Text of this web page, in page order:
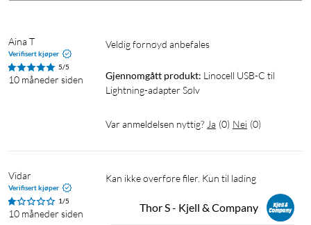
Aina T
Verifisert kjøper
5/5
10 måneder siden
Veldig fornøyd anbefales
Gjennomgått produkt: Linocell USB-C til
Lightning-adapter Sølv
Var anmeldelsen nyttig? Ja (0) Nei (0)
Vidar
Verifisert kjøper
1/5
10 måneder siden
Kan ikke overføre filer. Kun til lading
Thor S - Kjell & Company